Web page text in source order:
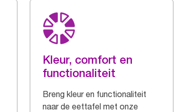
Kleur, comfort en
functionaliteit
Breng kleur en functionaliteit
naar de eettafel met onze